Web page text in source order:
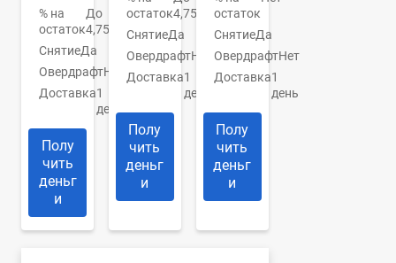
% на
остаток
До
4,75%
СнятиеДа
ОвердрафтНет
Доставка1
день
Полу
чить
деньг
и
остаток4,75%
СнятиеДа
ОвердрафтНет
Доставка1
день
Полу
чить
деньг
и
остаток
СнятиеДа
ОвердрафтНет
Доставка1
день
Полу
чить
деньг
и